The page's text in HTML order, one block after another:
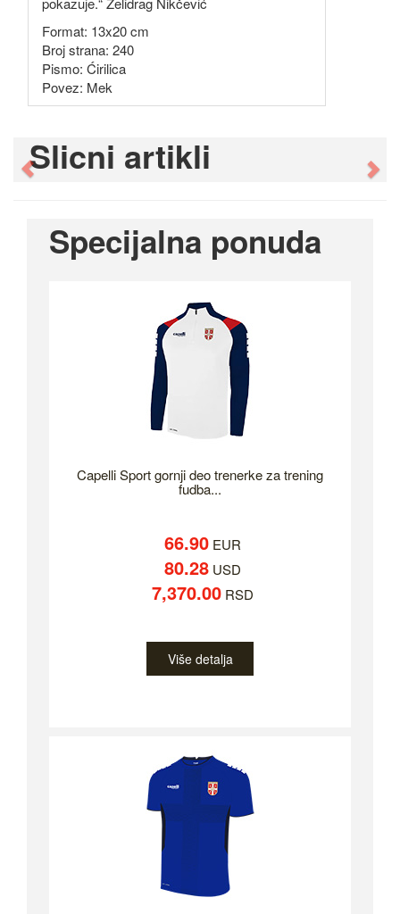
Format: 13x20 cm
Broj strana: 240
Pismo: Ćirilica
Povez: Mek
Slicni artikli
Previous
Specijalna ponuda
Capelli Sport gornji deo trenerke za trening
fudba...
66.90EUR
80.28USD
7,370.00RSD
Više detalja